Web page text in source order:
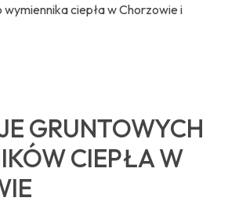
ciepła w Chorzowie i
GRUNTOWYCH
CIEPŁA W